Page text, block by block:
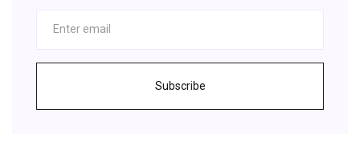
Subscribe